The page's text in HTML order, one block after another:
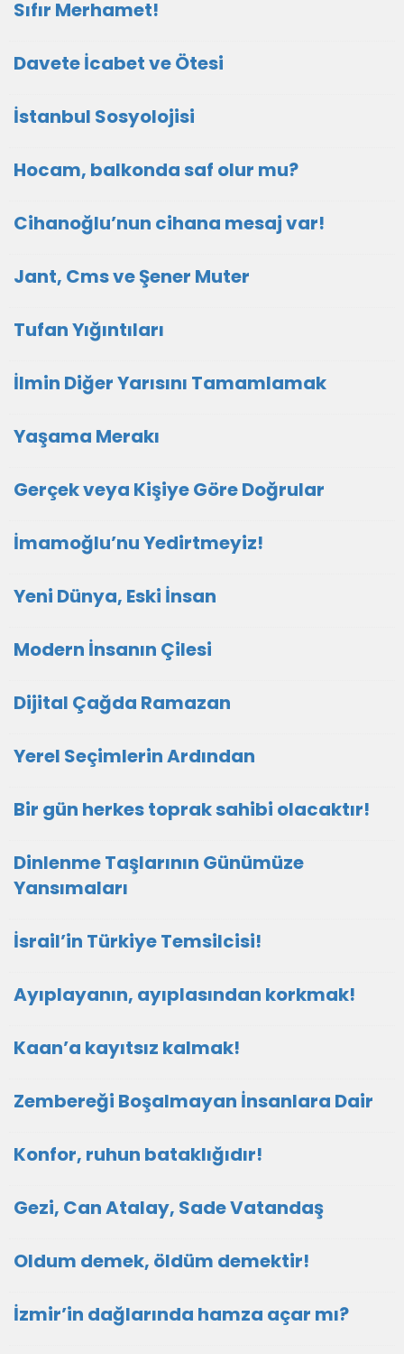
Sıfır Merhamet!
Davete İcabet ve Ötesi
İstanbul Sosyolojisi
Hocam, balkonda saf olur mu?
Cihanoğlu’nun cihana mesaj var!
Jant, Cms ve Şener Muter
Tufan Yığıntıları
İlmin Diğer Yarısını Tamamlamak
Yaşama Merakı
Gerçek veya Kişiye Göre Doğrular
İmamoğlu’nu Yedirtmeyiz!
Yeni Dünya, Eski İnsan
Modern İnsanın Çilesi
Dijital Çağda Ramazan
Yerel Seçimlerin Ardından
Bir gün herkes toprak sahibi olacaktır!
Dinlenme Taşlarının Günümüze
Yansımaları
İsrail’in Türkiye Temsilcisi!
Ayıplayanın, ayıplasından korkmak!
Kaan’a kayıtsız kalmak!
Zembereği Boşalmayan İnsanlara Dair
Konfor, ruhun bataklığıdır!
Gezi, Can Atalay, Sade Vatandaş
Oldum demek, öldüm demektir!
İzmir’in dağlarında hamza açar mı?